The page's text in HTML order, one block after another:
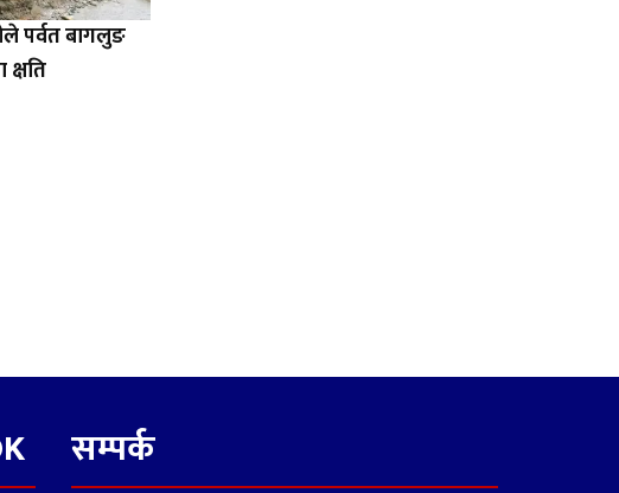
पर्वत बागलुङ
सम्पर्क